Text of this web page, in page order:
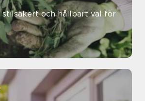
stilsäkert och hållbart val för